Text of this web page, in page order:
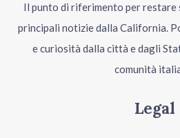
Il punto di riferimento per restare
principali notizie dalla California.
e curiosità dalla città e dagli
comunità
Legal